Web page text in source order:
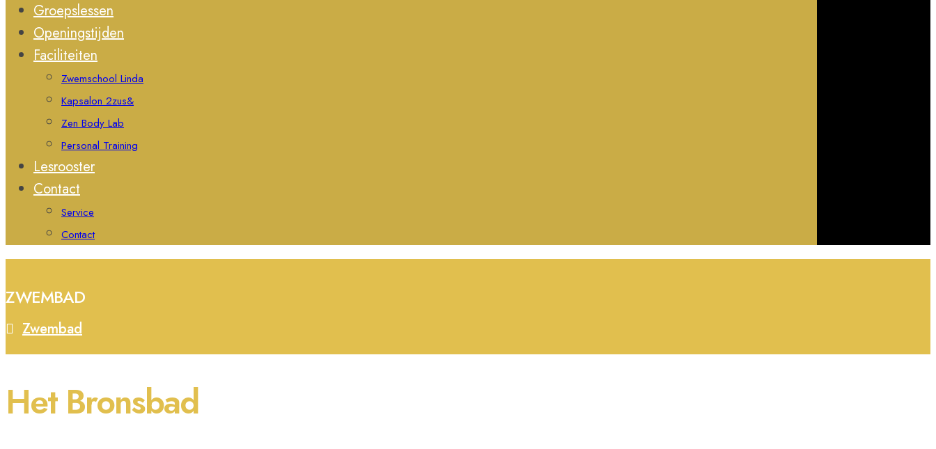
Groepslessen
Openingstijden
Faciliteiten
Zwemschool Linda
Kapsalon 2zus&
Zen Body Lab
Personal Training
Lesrooster
Contact
Service
Contact
ZWEMBAD
Zwembad
Het Bronsbad